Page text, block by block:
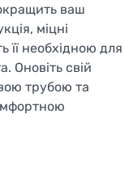
ваш
міцні
її необхідною для
Оновіть свій
трубою та